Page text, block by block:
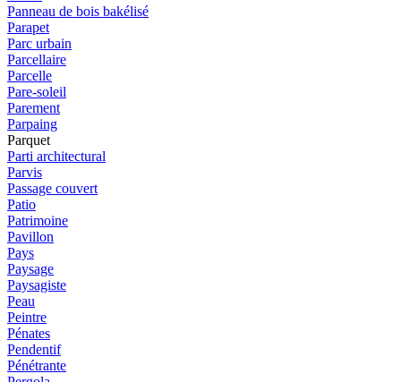
Panneau de bois bakélisé
Parapet
Parc urbain
Parcellaire
Parcelle
Pare-soleil
Parement
Parpaing
Parquet
Parti architectural
Parvis
Passage couvert
Patio
Patrimoine
Pavillon
Pays
Paysage
Paysagiste
Peau
Peintre
Pénates
Pendentif
Pénétrante